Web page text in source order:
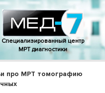
Специализированный центр
МРТ диагностики
про МРТ томографию